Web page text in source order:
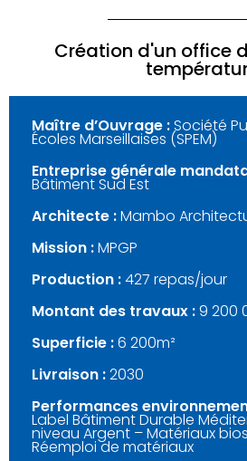
Création d'un office
Maître d’Ouvrage :Société
Écoles Marseillaises (SPEM)
Entreprise générale
Bâtiment Sud Est
Architecte :Mambo
Mission :MPGP
Production :427 repas/jour
Montant des travaux :9 200
Superficie :6 200m²
Livraison :2030
Performances
Label Bâtiment Durable
niveau Argent – Matériaux
Réemploi de matériaux